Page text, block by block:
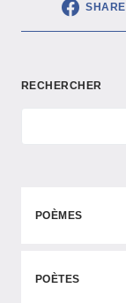
SHARE
RECHERCHER
POÈMES
POÈTES